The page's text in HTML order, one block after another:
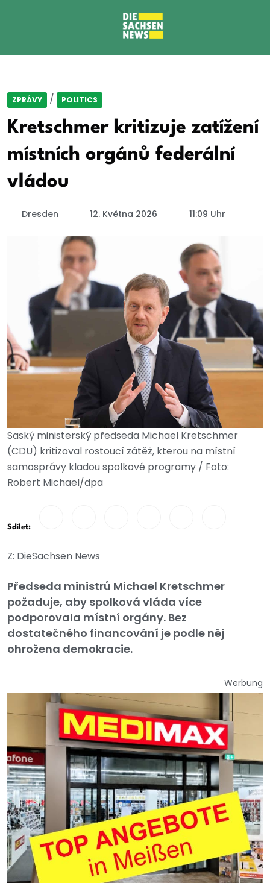
ZPRÁVY / POLITICS
Kretschmer kritizuje zatížení
místních orgánů federální
vládou
Dresden 12. Května 2026 11:09 Uhr
Saský ministerský předseda Michael Kretschmer
(CDU) kritizoval rostoucí zátěž, kterou na místní
samosprávy kladou spolkové programy / Foto:
Robert Michael/dpa
Sdílet:
Z: DieSachsen News
Předseda ministrů Michael Kretschmer
požaduje, aby spolková vláda více
podporovala místní orgány. Bez
dostatečného financování je podle něj
ohrožena demokracie.
Werbung